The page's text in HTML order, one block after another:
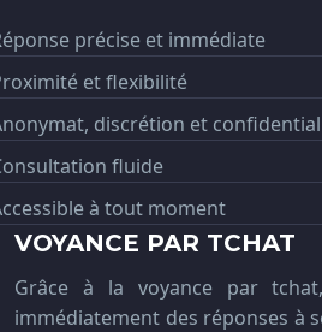
précise et immédiate
et flexibilité
discrétion et
fluide
à tout moment
VOYANCE PAR TCHAT
Grâce à la voyance par
immédiatement des réponses à